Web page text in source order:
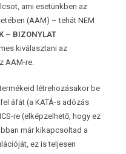
ami esetünkben az
(AAM) – tehát NEM
– BIZONYLAT
kiválasztani az
AAM-re.
létrehozásakor be
áfát (a KATÁ-s adózás
re (elképzelhető, hogy ez
már kikapcsoltad a
ez is teljesen